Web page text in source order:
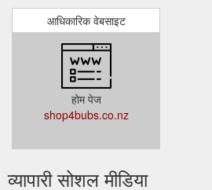
आधिकारिक वेबसाइट
होम पेज
shop4bubs.co.nz
व्यापारी सोशल मीडिया